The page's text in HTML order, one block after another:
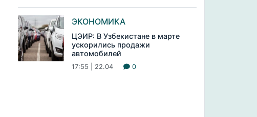
ЭКОНОМИКА
ЦЭИР: В Узбекистане в марте
ускорились продажи
автомобилей
17:55 | 22.04 0